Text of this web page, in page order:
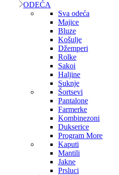
ODEĆA
Sva odeća
Majice
Bluze
Košulje
Džemperi
Rolke
Sakoi
Haljine
Suknje
Šortsevi
Pantalone
Farmerke
Kombinezoni
Dukserice
Program More
Kaputi
Mantili
Jakne
Prsluci